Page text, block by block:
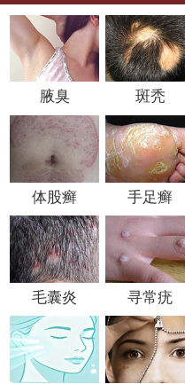
腋臭 斑秃
体股癣 手足癣
毛囊炎 寻常疣